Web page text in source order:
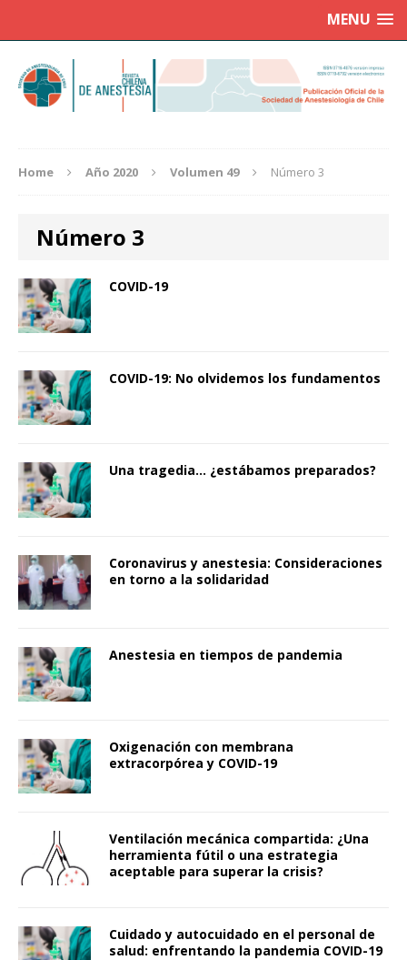
MENU
Home Año 2020 Volumen 49 Número 3
Número 3
COVID-19
COVID-19: No olvidemos los fundamentos
Una tragedia… ¿estábamos preparados?
Coronavirus y anestesia: Consideraciones
en torno a la solidaridad
Anestesia en tiempos de pandemia
Oxigenación con membrana
extracorpórea y COVID-19
Ventilación mecánica compartida: ¿Una
herramienta fútil o una estrategia
aceptable para superar la crisis?
Cuidado y autocuidado en el personal de
salud: enfrentando la pandemia COVID-19